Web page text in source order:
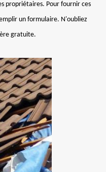
propriétaires. Pour fournir ces
un formulaire. N'oubliez
gratuite.